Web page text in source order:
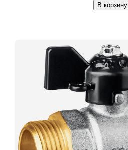
В корзину